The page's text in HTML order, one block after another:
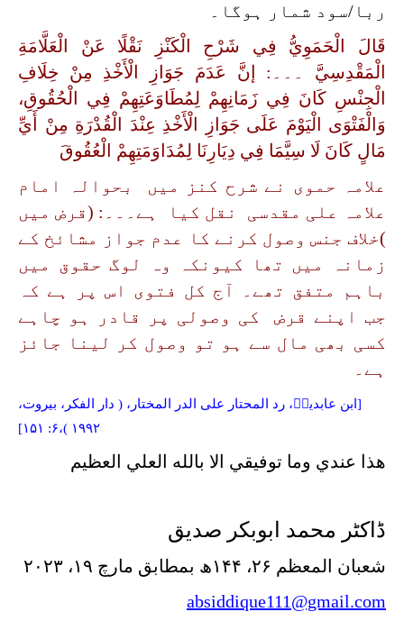
ربا/سود شمار ہوگا۔
قَالَ الْحَمَوِيُّ فِي شَرْحِ الْكَنْزِ نَقْلًا عَنْ الْعَلَّامَةِ
الْمَقْدِسِيَّ ۔۔۔: إنَّ عَدَمَ جَوَازِ الْأَخْذِ مِنْ خِلَافِ
الْجِنْسِ كَانَ فِي زَمَانِهِمْ لِمُطَاوَعَتِهِمْ فِي الْحُقُوقِ،
وَالْفَتْوَى الْيَوْمَ عَلَى جَوَازِ الْأَخْذِ عِنْدَ الْقُدْرَةِ مِنْ أَيِّ
مَالٍ كَانَ لَا سِيَّمَا فِي دِيَارِنَا لِمُدَاوَمَتِهِمْ الْعُقُوقَ
علامہ حموی نے شرح کنز میں بحوالہ امام
علامہ علی مقدسی نقل کیا ہے۔۔۔: (قرض میں
)خلاف جنس وصول کرنے کا عدم جواز مشائخ کے
زمانہ میں تھا کیونکہ وہ لوگ حقوق میں
باہم متفق تھے۔ آج کل فتوی اس پر ہے کہ
جب اپنے قرض کی وصولی پر قادر ہو چاہے
کسی بھی مال سے ہو تو وصول کر لینا جائز
ہے۔
[ابن عابدینؒ، رد المحتار على الدر المختار، ( دار الفكر، بيروت،
۱۹۹۲ )،۶: ۱۵۱]
هذا عندي وما توفيقي الا بالله العلي العظيم
ڈاکٹر محمد ابوبکر صدیق
شعبان المعظم ۲۶، ۱۴۴ھ بمطابق مارچ ۱۹، ۲۰۲۳
absiddique111@gmail.com